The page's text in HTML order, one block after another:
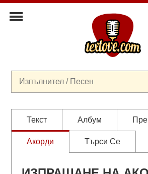
Текст Албум
Акорди Търси Се